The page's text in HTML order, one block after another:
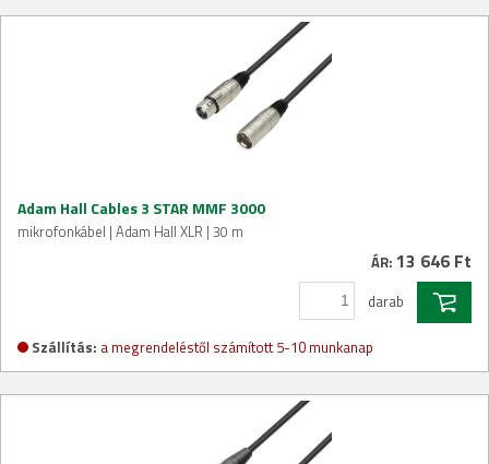
Adam Hall Cables 3 STAR MMF 3000
mikrofonkábel | Adam Hall XLR | 30 m
ÁR: 13 646 Ft
darab
Szállítás: a megrendeléstől számított 5-10 munkanap